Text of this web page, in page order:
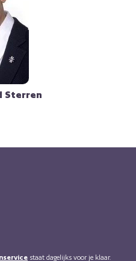
Sterren
staat dagelijks voor je klaar.